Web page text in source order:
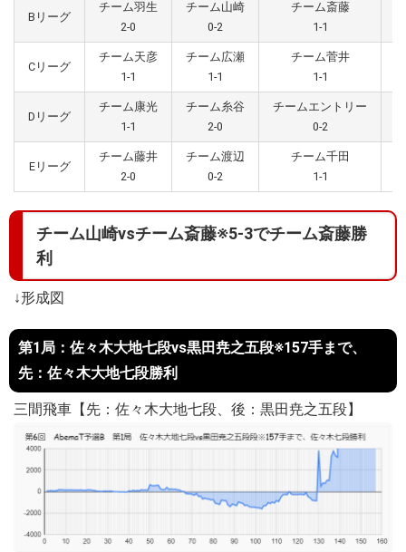
Bリーグ
チーム羽生
2-0
チーム山崎
0-2
チーム斎藤
1-1
Cリーグ
チーム天彦
1-1
チーム広瀬
1-1
チーム菅井
1-1
Dリーグ
チーム康光
1-1
チーム糸谷
2-0
チームエントリー
0-2
Eリーグ
チーム藤井
2-0
チーム渡辺
0-2
チーム千田
1-1
チーム山崎vsチーム斎藤※5-3でチーム斎藤勝
利
↓形成図
第1局：佐々木大地七段vs黒田尭之五段※157手まで、
先：佐々木大地七段勝利
三間飛車【先：佐々木大地七段、後：黒田尭之五段】